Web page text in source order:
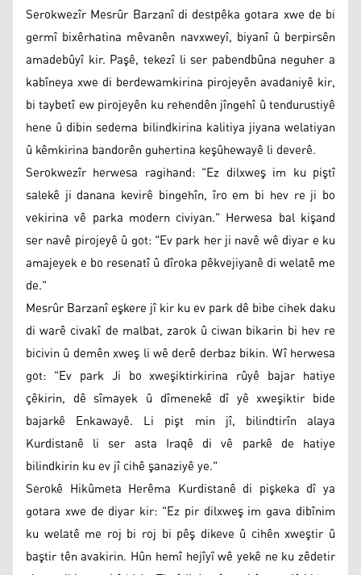
Serokwezîr Mesrûr Barzanî di destpêka gotara xwe de bi
germî bixêrhatina mêvanên navxweyî, biyanî û berpirsên
amadebûyî kir. Paşê, tekezî li ser pabendbûna neguher a
kabîneya xwe di berdewamkirina pirojeyên avadaniyê kir,
bi taybetî ew pirojeyên ku rehendên jîngehî û tendurustiyê
hene û dibin sedema bilindkirina kalitiya jiyana welatiyan
û kêmkirina bandorên guhertina keşûhewayê li deverê.
Serokwezîr herwesa ragihand: "Ez dilxweş im ku piştî
salekê ji danana kevirê bingehîn, îro em bi hev re ji bo
vekirina vê parka modern civiyan." Herwesa bal kişand
ser navê pirojeyê û got: "Ev park her ji navê wê diyar e ku
amajeyek e bo resenatî û dîroka pêkvejiyanê di welatê me
de."
Mesrûr Barzanî eşkere jî kir ku ev park dê bibe cihek daku
di warê civakî de malbat, zarok û ciwan bikarin bi hev re
bicivin û demên xweş li wê derê derbaz bikin. Wî herwesa
got: "Ev park Ji bo xweşiktirkirina rûyê bajar hatiye
çêkirin, dê sîmayek û dîmenekê dî yê xweşiktir bide
bajarkê Enkawayê. Li pişt min jî, bilindtirîn alaya
Kurdistanê li ser asta Iraqê di vê parkê de hatiye
bilindkirin ku ev jî cihê şanaziyê ye."
Serokê Hikûmeta Herêma Kurdistanê di pişkeka dî ya
gotara xwe de diyar kir: "Ez pir dilxweş im gava dibînim
ku welatê me roj bi roj bi pêş dikeve û cihên xweştir û
baştir tên avakirin. Hûn hemî hejîyî wê yekê ne ku zêdetir